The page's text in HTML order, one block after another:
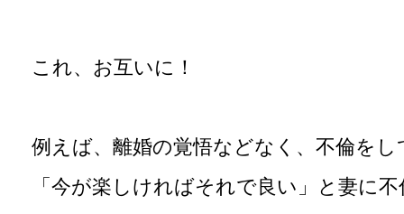
これ、お互いに！
例えば、離婚の覚悟などなく、不倫を
「今が楽しければそれで良い」と妻に